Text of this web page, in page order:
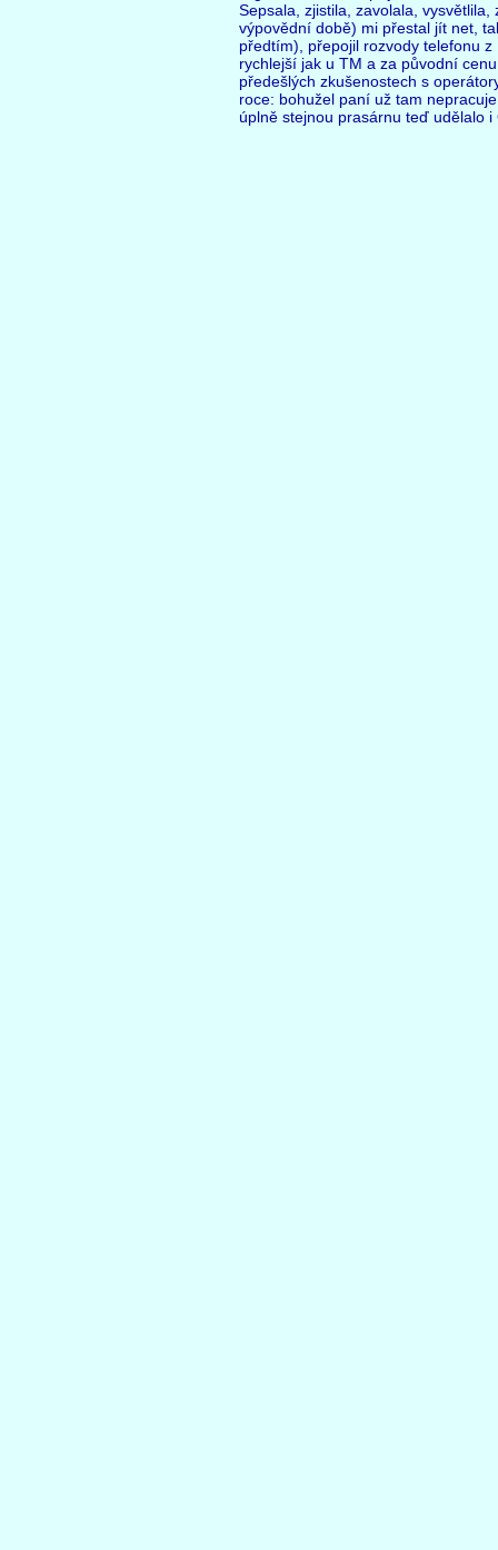
Sepsala, zjistila, zavolala,
výpovědní době) mi přestal jít net,
předtím), přepojil rozvody telefonu
rychlejší jak u TM a za původní
předešlých zkušenostech s
roce: bohužel paní už tam
úplně stejnou prasárnu teď udělalo